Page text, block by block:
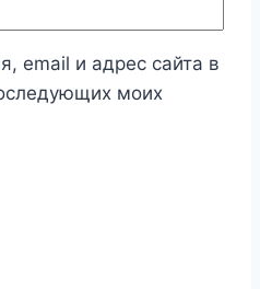
email и адрес сайта в
моих